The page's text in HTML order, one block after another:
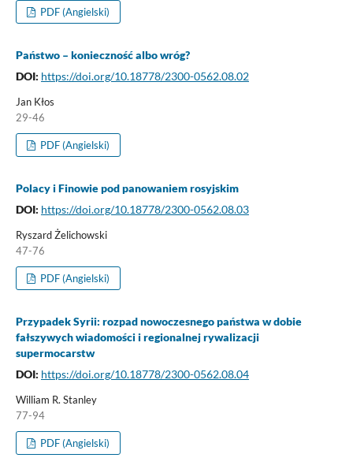
PDF (Angielski)
Państwo – konieczność albo wróg?
DOI: https://doi.org/10.18778/2300-0562.08.02
Jan Kłos
29-46
PDF (Angielski)
Polacy i Finowie pod panowaniem rosyjskim
DOI: https://doi.org/10.18778/2300-0562.08.03
Ryszard Żelichowski
47-76
PDF (Angielski)
Przypadek Syrii: rozpad nowoczesnego państwa w dobie
fałszywych wiadomości i regionalnej rywalizacji
supermocarstw
DOI: https://doi.org/10.18778/2300-0562.08.04
William R. Stanley
77-94
PDF (Angielski)